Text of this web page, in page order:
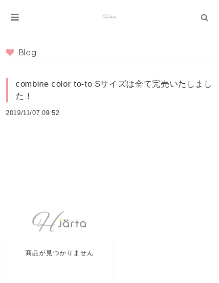
Blog
combine color to-to Sサイズは全て完売いたしまし
た！
2019/11/07 09:52